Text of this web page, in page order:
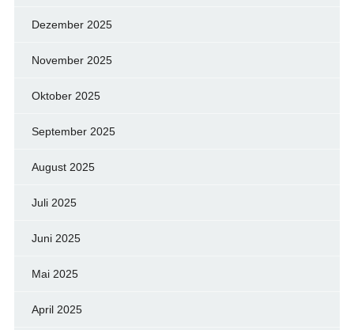
Dezember 2025
November 2025
Oktober 2025
September 2025
August 2025
Juli 2025
Juni 2025
Mai 2025
April 2025